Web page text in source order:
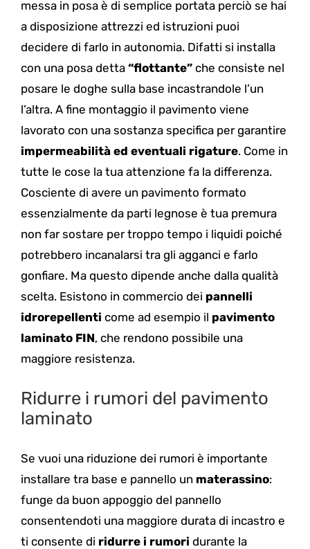
messa in posa è di semplice portata perciò se hai
a disposizione attrezzi ed istruzioni puoi
decidere di farlo in autonomia. Difatti si installa
con una posa detta “flottante”che consiste nel
posare le doghe sulla base incastrandole l’un
l’altra. A fine montaggio il pavimento viene
lavorato con una sostanza specifica per garantire
impermeabilità ed eventuali rigature. Come in
tutte le cose la tua attenzione fa la differenza.
Cosciente di avere un pavimento formato
essenzialmente da parti legnose è tua premura
non far sostare per troppo tempo i liquidi poiché
potrebbero incanalarsi tra gli agganci e farlo
gonfiare. Ma questo dipende anche dalla qualità
scelta. Esistono in commercio dei pannelli
idrorepellenti come ad esempio il pavimento
laminato FIN, che rendono possibile una
maggiore resistenza.
Ridurre i rumori del pavimento
laminato
Se vuoi una riduzione dei rumori è importante
installare tra base e pannello un materassino:
funge da buon appoggio del pannello
consentendoti una maggiore durata di incastro e
ti consente di ridurre i rumori durante la